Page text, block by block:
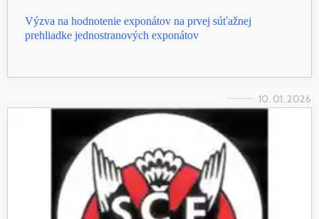
Výzva na hodnotenie exponátov na prvej súťažnej
prehliadke jednostranových exponátov
10. 01. 2026